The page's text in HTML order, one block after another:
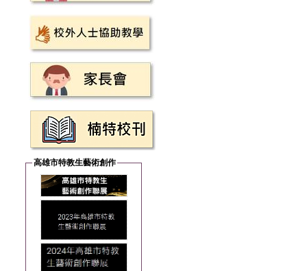
高雄市特教生藝術創作